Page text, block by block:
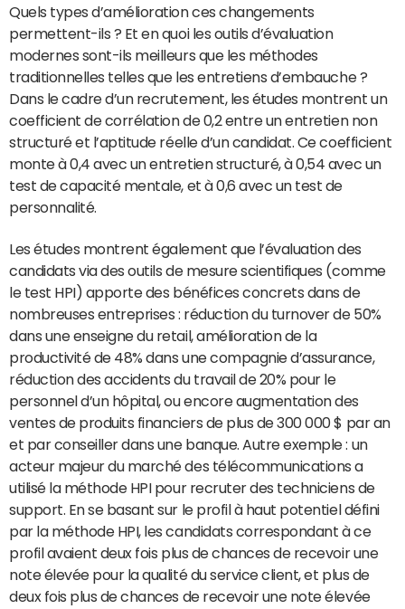
Quels types d’amélioration ces changements
permettent-ils ? Et en quoi les outils d’évaluation
modernes sont-ils meilleurs que les méthodes
traditionnelles telles que les entretiens d’embauche ?
Dans le cadre d’un recrutement, les études montrent un
coefficient de corrélation de 0,2 entre un entretien non
structuré et l’aptitude réelle d’un candidat. Ce coefficient
monte à 0,4 avec un entretien structuré, à 0,54 avec un
test de capacité mentale, et à 0,6 avec un test de
personnalité.
Les études montrent également que l’évaluation des
candidats via des outils de mesure scientifiques (comme
le test HPI) apporte des bénéfices concrets dans de
nombreuses entreprises : réduction du turnover de 50%
dans une enseigne du retail, amélioration de la
productivité de 48% dans une compagnie d’assurance,
réduction des accidents du travail de 20% pour le
personnel d’un hôpital, ou encore augmentation des
ventes de produits financiers de plus de 300 000 $ par an
et par conseiller dans une banque. Autre exemple : un
acteur majeur du marché des télécommunications a
utilisé la méthode HPI pour recruter des techniciens de
support. En se basant sur le profil à haut potentiel défini
par la méthode HPI, les candidats correspondant à ce
profil avaient deux fois plus de chances de recevoir une
note élevée pour la qualité du service client, et plus de
deux fois plus de chances de recevoir une note élevée